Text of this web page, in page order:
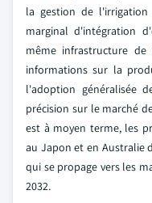
la gestion de
marginal d'intégration
même infrastructure
informations sur la
l'adoption généralisée
précision sur le marché
est à moyen terme, les
au Japon et en Australie
qui se propage vers les
2032.